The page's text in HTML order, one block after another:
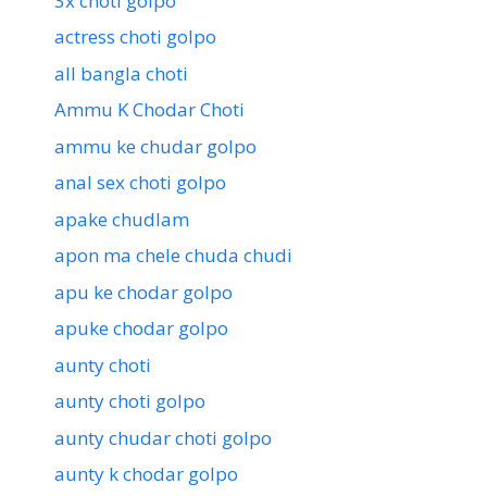
actress choti golpo
all bangla choti
Ammu K Chodar Choti
ammu ke chudar golpo
anal sex choti golpo
apake chudlam
apon ma chele chuda chudi
apu ke chodar golpo
apuke chodar golpo
aunty choti
aunty choti golpo
aunty chudar choti golpo
aunty k chodar golpo